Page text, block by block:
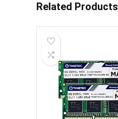
Related Products